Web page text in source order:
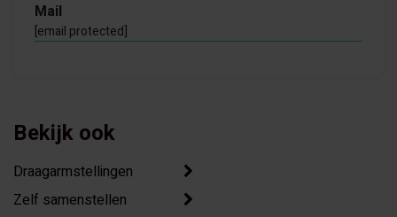
Mail
[email protected]
Bekijk ook
Draagarmstellingen
Zelf samenstellen